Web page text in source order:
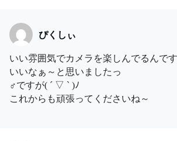
ぴくしぃ
いい雰囲気でカメラを楽しんでるんです
いいなぁ～と思いましたっ
♂ですが( ´ ▽ ` )ﾉ
これからも頑張ってくださいね～